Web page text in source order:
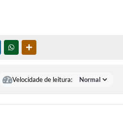
TWITTERWHATSAPP
Velocidade de leitura: